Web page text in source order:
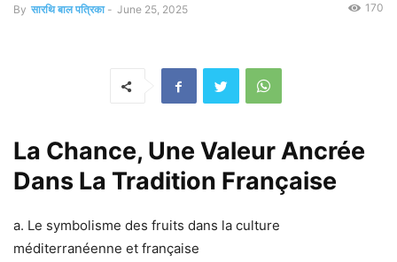
By सारथि बाल पत्रिका - June 25, 2025 170
La Chance, Une Valeur Ancrée
Dans La Tradition Française
a. Le symbolisme des fruits dans la culture
méditerranéenne et française